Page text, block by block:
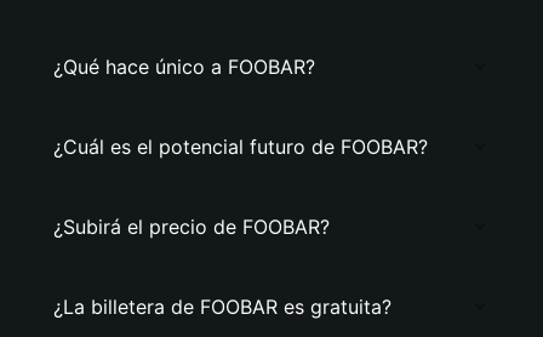
¿Qué hace único a FOOBAR?
¿Cuál es el potencial futuro de FOOBAR?
¿Subirá el precio de FOOBAR?
¿La billetera de FOOBAR es gratuita?